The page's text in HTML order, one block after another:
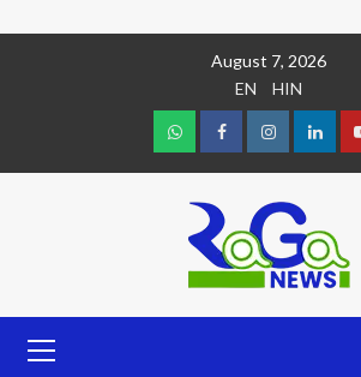
August 7, 2026
EN
HIN